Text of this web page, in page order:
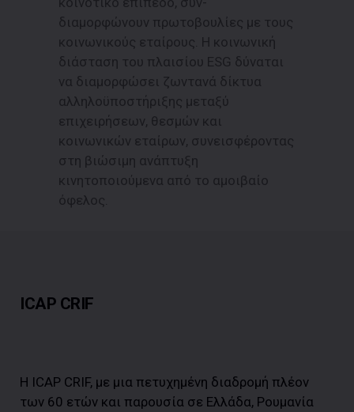
διαμορφώνουν πρωτοβουλίες με τους
κοινωνικούς εταίρους. Η κοινωνική
διάσταση του πλαισίου ESG δύναται
να διαμορφώσει ζωντανά δίκτυα
αλληλοϋποστήριξης μεταξύ
επιχειρήσεων, θεσμών και
κοινωνικών εταίρων, συνεισφέροντας
στη βιώσιμη ανάπτυξη
κινητοποιούμενα από το αμοιβαίο
όφελος.
ICAP CRIF
Η ICAP CRIF, με μια πετυχημένη διαδρομή πλέον
των 60 ετών και παρουσία σε Ελλάδα, Ρουμανία